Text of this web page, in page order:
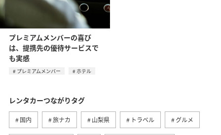
プレミアムメンバーの喜び
は、提携先の優待サービスで
も実感
プレミアムメンバー ホテル
レンタカーつながりタグ
国内 旅ナカ 山梨県 トラベル グルメ